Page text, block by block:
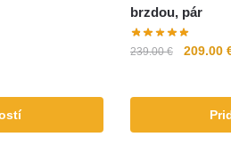
brzdou, pár
239.00€ 209.00